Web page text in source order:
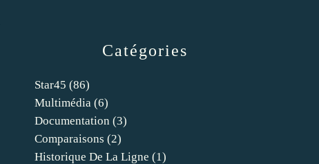
Catégories
Star45 (86)
Multimédia (6)
Documentation (3)
Comparaisons (2)
Historique De La Ligne (1)